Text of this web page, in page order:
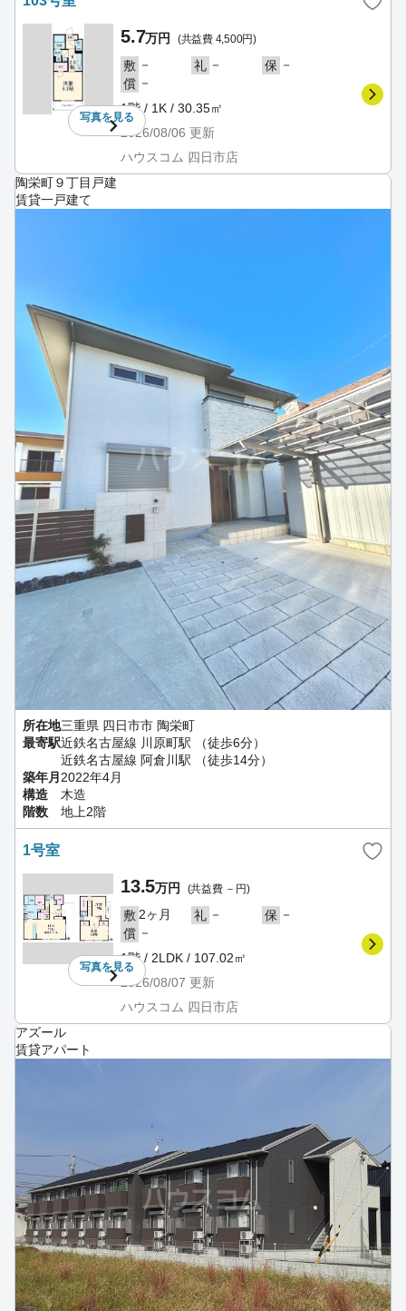
写真を見る
5.7万円 (共益費 4,500円)
敷 － 礼 － 保 －
償 －
1階 / 1K / 30.35㎡
2026/08/06 更新
ハウスコム 四日市店
陶栄町９丁目戸建
賃貸一戸建て
所在地三重県 四日市市 陶栄町
最寄駅近鉄名古屋線 川原町駅 （徒歩6分）
近鉄名古屋線 阿倉川駅 （徒歩14分）
築年月2022年4月
構造
木造
階数
地上2階
1号室
写真を見る
13.5万円 (共益費 －円)
敷 2ヶ月 礼 － 保 －
償 －
1階 / 2LDK / 107.02㎡
2026/08/07 更新
ハウスコム 四日市店
アズール
賃貸アパート